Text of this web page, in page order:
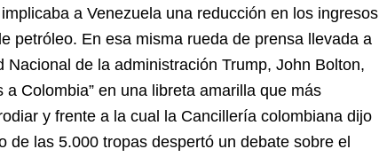
a Venezuela una reducción en los ingresos
petróleo. En esa misma rueda de prensa llevada a
de la administración Trump, John Bolton,
Colombia” en una libreta amarilla que más
y frente a la cual la Cancillería colombiana dijo
las 5.000 tropas despertó un debate sobre el